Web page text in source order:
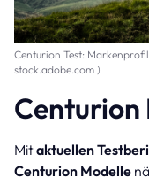
Centurion Test:
stock.adobe.com )
Centurion
Mitaktuellen
Centurion Modelle